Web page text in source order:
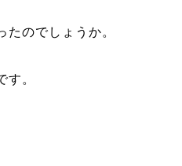
たのでしょうか。
す。